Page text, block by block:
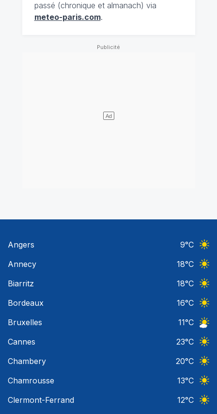
passé (chronique et almanach) via
meteo-paris.com.
Angers 9°C
Annecy
18°C
Biarritz
18°C
Bordeaux
16°C
Bruxelles
11°C
Cannes
23°C
Chambery
20°C
Chamrousse
13°C
Clermont-Ferrand
12°C